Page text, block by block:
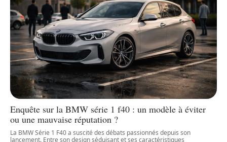
Enquête sur la BMW série 1 f40 : un modèle à éviter
ou une mauvaise réputation ?
La BMW Série 1 F40 a suscité des débats passionnés depuis son
lancement. Entre son design séduisant et ses caractéristiques